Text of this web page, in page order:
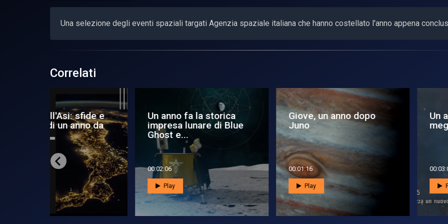
Una selezione degli eventi spaziali targati Agenzia spaziale italiana che hanno costellato l'anno appena
Correlati
Giove, un anno dopo
Juno
00:01:16
Play
Un anno nello spazio: il
meglio del 2015
00:03:05
Play
L’inondazione della
Spagna osservata